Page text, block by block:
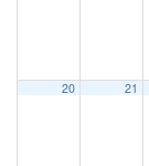
20 21